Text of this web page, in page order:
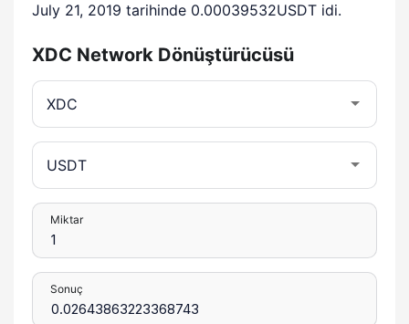
July 21, 2019 tarihinde 0.00039532USDT idi.
XDC Network Dönüştürücüsü
Miktar
Sonuç